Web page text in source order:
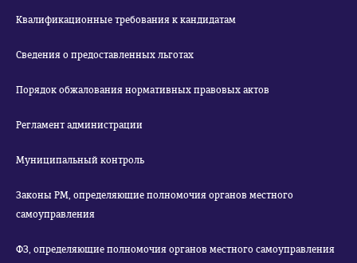
Квалификационные требования к кандидатам
Сведения о предоставленных льготах
Порядок обжалования нормативных правовых актов
Регламент администрации
Муниципальный контроль
Законы РМ, определяющие полномочия органов местного
самоуправления
ФЗ, определяющие полномочия органов местного самоуправления